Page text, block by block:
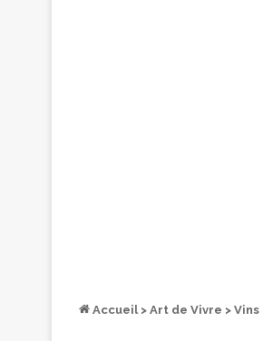
Accueil > Art de Vivre > Vins